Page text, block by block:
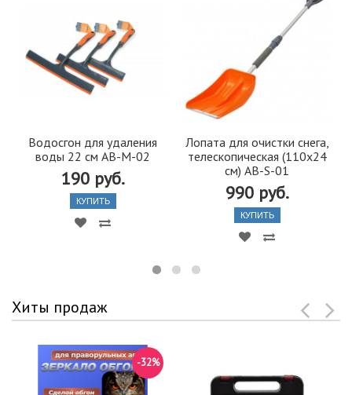
Водосгон для удаления
воды 22 см AB-M-02
190 руб.
КУПИТЬ
Лопата для очистки снега,
телескопическая (110х24
см) AB-S-01
990 руб.
КУПИТЬ
Хиты продаж
-32%